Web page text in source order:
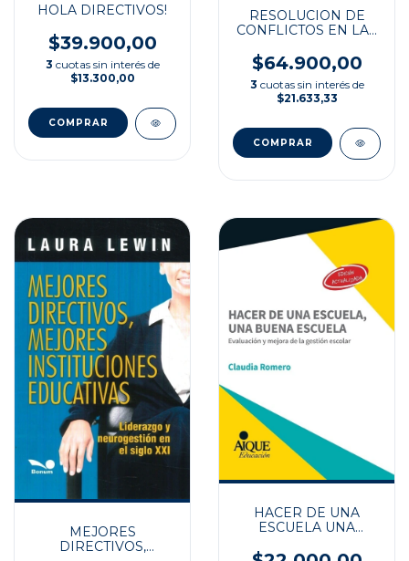
HOLA DIRECTIVOS!
$39.900,00
3 cuotas sin interés de
$13.300,00
RESOLUCION DE
CONFLICTOS EN LAS
$64.900,00
3 cuotas sin interés de
$21.633,33
MEJORES
DIRECTIVOS,
HACER DE UNA
ESCUELA UNA